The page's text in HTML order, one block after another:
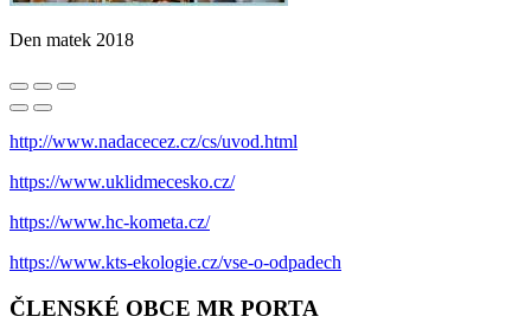
Den matek 2018
http://www.nadacecez.cz/cs/uvod.html
https://www.uklidmecesko.cz/
https://www.hc-kometa.cz/
https://www.kts-ekologie.cz/vse-o-odpadech
ČLENSKÉ OBCE MR PORTA